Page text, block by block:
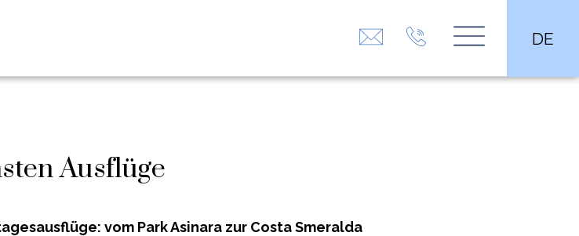
DE
Ausflüge
vom Park Asinara zur Costa Smeralda